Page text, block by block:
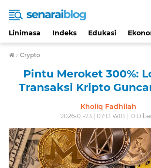
Linimasa Indeks Edukasi
› Crypto
Pintu Meroket 300%:
Transaksi Kripto
Kholiq Fadhilah
2026-01-23 | 07:13 WIB | 0